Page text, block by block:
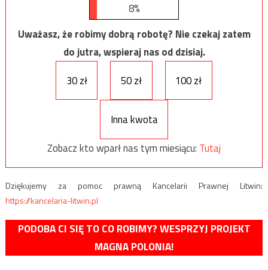
8%
Uważasz, że robimy dobrą robotę? Nie czekaj zatem
do jutra, wspieraj nas od dzisiaj.
30 zł
50 zł 100 zł
Inna kwota
Zobacz kto wparł nas tym miesiącu: Tutaj
Dziękujemy za pomoc prawną Kancelarii Prawnej Litwin:
https://kancelaria-litwin.pl
PODOBA CI SIĘ TO CO ROBIMY? WESPRZYJ PROJEKT
MAGNA POLONIA!